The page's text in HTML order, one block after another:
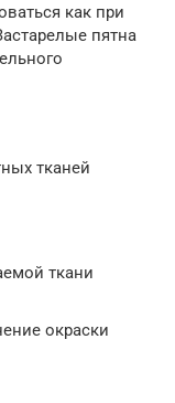
как при
пятна
тканей
ткани
окраски